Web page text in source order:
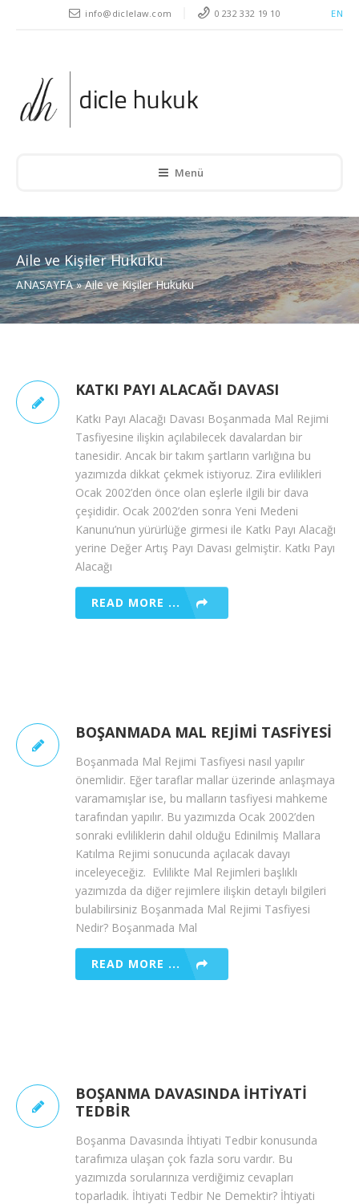
EN
info@diclelaw.com 0 232 332 19 10
Menü
Aile ve Kişiler Hukuku
ANASAYFA » Aile ve Kişiler Hukuku
KATKI PAYI ALACAĞI DAVASI
Katkı Payı Alacağı Davası Boşanmada Mal Rejimi
Tasfiyesine ilişkin açılabilecek davalardan bir
tanesidir. Ancak bir takım şartların varlığına bu
yazımızda dikkat çekmek istiyoruz. Zira evlilikleri
Ocak 2002’den önce olan eşlerle ilgili bir dava
çeşididir. Ocak 2002’den sonra Yeni Medeni
Kanunu’nun yürürlüğe girmesi ile Katkı Payı Alacağı
yerine Değer Artış Payı Davası gelmiştir. Katkı Payı
Alacağı
READ MORE ...
BOŞANMADA MAL REJIMI TASFIYESI
Boşanmada Mal Rejimi Tasfiyesi nasıl yapılır
önemlidir. Eğer taraflar mallar üzerinde anlaşmaya
varamamışlar ise, bu malların tasfiyesi mahkeme
tarafından yapılır. Bu yazımızda Ocak 2002’den
sonraki evliliklerin dahil olduğu Edinilmiş Mallara
Katılma Rejimi sonucunda açılacak davayı
inceleyeceğiz. Evlilikte Mal Rejimleri başlıklı
yazımızda da diğer rejimlere ilişkin detaylı bilgileri
bulabilirsiniz Boşanmada Mal Rejimi Tasfiyesi
Nedir? Boşanmada Mal
READ MORE ...
BOŞANMA DAVASINDA İHTIYATI
TEDBIR
Boşanma Davasında İhtiyati Tedbir konusunda
tarafımıza ulaşan çok fazla soru vardır. Bu
yazımızda sorularınıza verdiğimiz cevapları
toparladık. İhtiyati Tedbir Ne Demektir? İhtiyati